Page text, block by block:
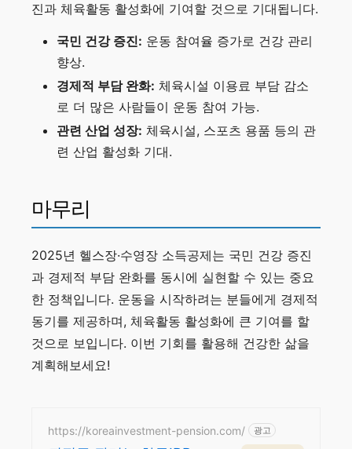
진과 체육활동 활성화에 기여할 것으로 기대됩니다.
국민 건강 증진: 운동 참여율 증가로 건강 관리
향상.
경제적 부담 완화: 체육시설 이용료 부담 감소
로 더 많은 사람들이 운동 참여 가능.
관련 산업 성장: 체육시설, 스포츠 용품 등의 관
련 산업 활성화 기대.
마무리
2025년 헬스장·수영장 소득공제는 국민 건강 증진
과 경제적 부담 완화를 동시에 실현할 수 있는 중요
한 정책입니다. 운동을 시작하려는 분들에게 경제적
동기를 제공하며, 체육활동 활성화에 큰 기여를 할
것으로 보입니다. 이번 기회를 활용해 건강한 삶을
계획해보세요!
https://koreainvestment-pension.com/ 광고